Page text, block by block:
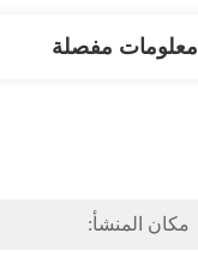
معلومات مفصلة
مكان المنشأ: